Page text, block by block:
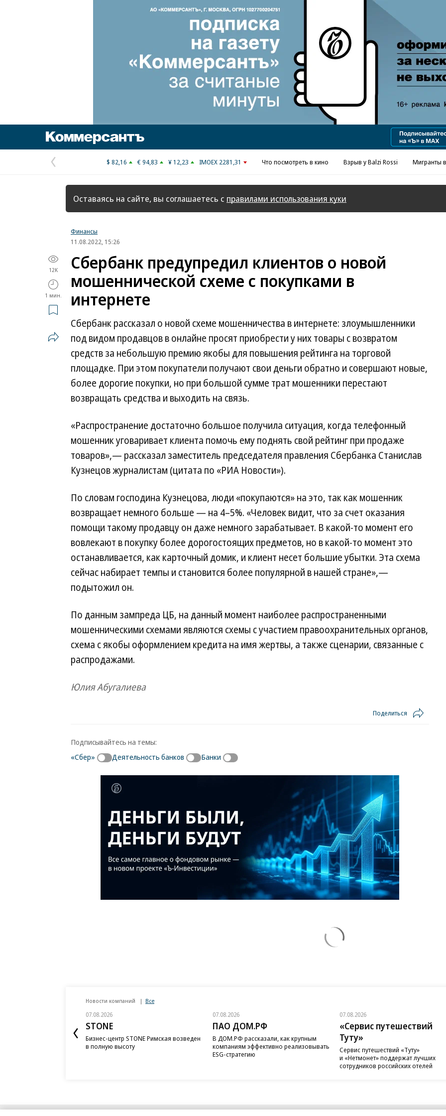
Реклама в «Ъ» www.kommersant.ru/ad
Предыдущая
страница
$ 82,16 € 94,83 ¥ 12,23 IMOEX 2281,31 Что посмотреть в кино Взрыв у Balzi Rossi Мигранты
Оставаясь на сайте, вы соглашаетесь с правилами использования куки
Финансы
11.08.2022, 15:26
12K
1 мин.
Сбербанк предупредил клиентов о новой
мошеннической схеме с покупками в
интернете
Сбербанк рассказал о новой схеме мошенничества в интернете: злоумышленники
под видом продавцов в онлайне просят приобрести у них товары с возвратом
средств за небольшую премию якобы для повышения рейтинга на торговой
площадке. При этом покупатели получают свои деньги обратно и совершают новые,
более дорогие покупки, но при большой сумме трат мошенники перестают
возвращать средства и выходить на связь.
«Распространение достаточно большое получила ситуация, когда телефонный
мошенник уговаривает клиента помочь ему поднять свой рейтинг при продаже
товаров»,— рассказал заместитель председателя правления Сбербанка Станислав
Кузнецов журналистам (цитата по «РИА Новости»).
По словам господина Кузнецова, люди «покупаются» на это, так как мошенник
возвращает немного больше — на 4–5%. «Человек видит, что за счет оказания
помощи такому продавцу он даже немного зарабатывает. В какой-то момент его
вовлекают в покупку более дорогостоящих предметов, но в какой-то момент это
останавливается, как карточный домик, и клиент несет большие убытки. Эта схема
сейчас набирает темпы и становится более популярной в нашей стране»,—
подытожил он.
По данным зампреда ЦБ, на данный момент наиболее распространенными
мошенническими схемами являются схемы с участием правоохранительных органов,
схема с якобы оформлением кредита на имя жертвы, а также сценарии, связанные с
распродажами.
Юлия Абугалиева
Поделиться
Подписывайтесь на темы:
«Сбер»
Деятельность банков Банки
Новости компаний Все
07.08.2026
STONE
Бизнес-центр STONE Римская возведен
в полную высоту
07.08.2026
ПАО ДОМ.РФ
В ДОМ.РФ рассказали, как крупным
компаниям эффективно реализовывать
ESG-стратегию
07.08.2026
«Сервис путешествий
Туту»
Сервис путешествий «Туту»
и «Нетмонет» поддержат лучших
сотрудников российских отелей